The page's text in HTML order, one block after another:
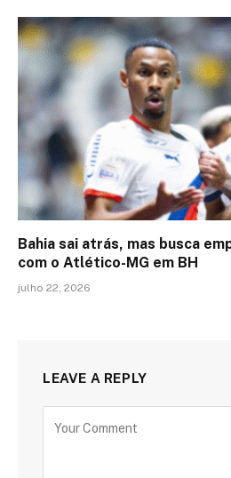
Bahia sai atrás, mas busca
com o Atlético-MG em BH
julho 22, 2026
LEAVE A REPLY